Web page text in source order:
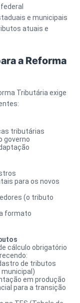
e municipais
atuais e
a Reforma
Tributária exige
tributárias
governo
para os novos
(o tributo
formato
cálculo obrigatório
de tributos
em produção
para a transição